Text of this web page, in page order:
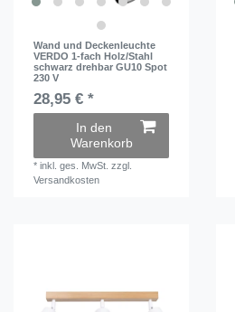
Wand und Deckenleuchte
VERDO 1-fach Holz/Stahl
schwarz drehbar GU10 Spot
230 V
28,95 € *
In den
Warenkorb
*inkl. ges. MwSt. zzgl.
Versandkosten